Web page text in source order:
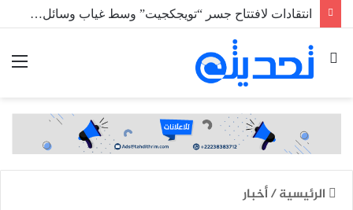
انتقادات لافتتاح جسر “تويجكجيت” وسط غياب وسائل السلامة المرورية
بحث
عن
الرئيسية/أخبار